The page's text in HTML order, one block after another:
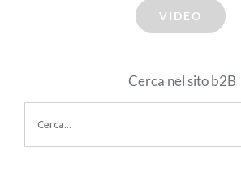
VIDEO
Cerca nel sito b2B
per: